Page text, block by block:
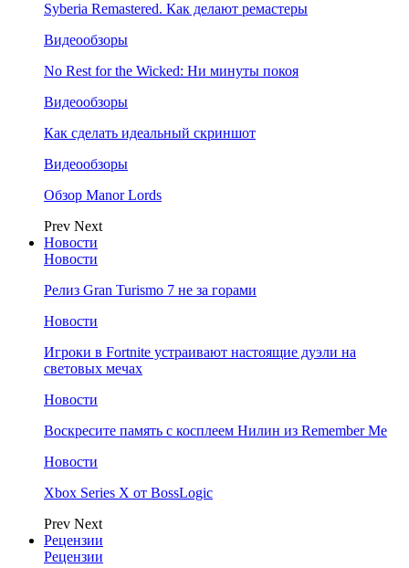
Syberia Remastered. Как делают ремастеры
Видеообзоры
No Rest for the Wicked: Ни минуты покоя
Видеообзоры
Как сделать идеальный скриншот
Видеообзоры
Обзор Manor Lords
Prev Next
Новости
Новости
Релиз Gran Turismo 7 не за горами
Новости
Игроки в Fortnite устраивают настоящие дуэли на
световых мечах
Новости
Воскресите память с косплеем Нилин из Remember Me
Новости
Xbox Series X от BossLogic
Prev Next
Рецензии
Рецензии